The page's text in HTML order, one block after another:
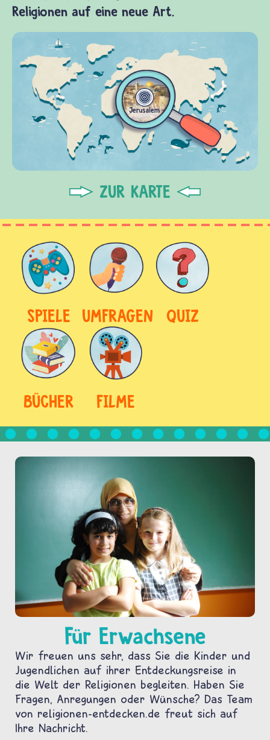
Religionen auf eine neue Art.
ZUR KARTE
SPIELE UMFRAGEN QUIZ
BÜCHER FILME
Für Erwachsene
Wir freuen uns sehr, dass Sie die Kinder und
Jugendlichen auf ihrer Entdeckungsreise in
die Welt der Religionen begleiten. Haben Sie
Fragen, Anregungen oder Wünsche? Das Team
von religionen-entdecken.de freut sich auf
Ihre Nachricht.